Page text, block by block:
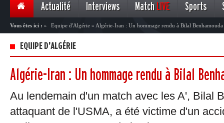
Actualité Interviews Match LIVE Sports
Vous êtes ici : » Equipe d'Algérie » Algérie-Iran : Un hommage rendu à Bilal Benhamouda
EQUIPE D'ALGÉRIE
Algérie-Iran : Un hommage rendu à Bilal
Au lendemain d'un match avec les A', Bilal
attaquant de l'USMA, a été victime d'un